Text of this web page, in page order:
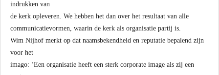
indrukken van
de kerk opleveren. We hebben het dan over het resultaat van alle
communicatievormen, waarin de kerk als organisatie partij is.
Wim Nijhof merkt op dat naamsbekendheid en reputatie bepalend zijn
voor het
imago: ‘Een organisatie heeft een sterk corporate image als zij een